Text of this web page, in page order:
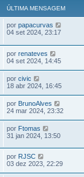
ÚLTIMA MENSAGEM
por papacurvas
04 set 2024, 23:17
por renateves
04 set 2024, 14:45
por civic
18 abr 2024, 16:45
por BrunoAlves
24 mar 2024, 23:32
por Ftomas
31 jan 2024, 13:50
por RJSC
03 dez 2023, 22:29